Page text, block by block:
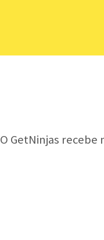
O GetNinjas recebe